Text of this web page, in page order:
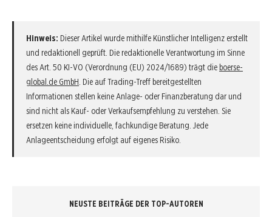
Hinweis: Dieser Artikel wurde mithilfe Künstlicher Intelligenz erstellt
und redaktionell geprüft. Die redaktionelle Verantwortung im Sinne
des Art. 50 KI-VO (Verordnung (EU) 2024/1689) trägt die boerse-
global.de GmbH . Die auf Trading-Treff bereitgestellten
Informationen stellen keine Anlage- oder Finanzberatung dar und
sind nicht als Kauf- oder Verkaufsempfehlung zu verstehen. Sie
ersetzen keine individuelle, fachkundige Beratung. Jede
Anlageentscheidung erfolgt auf eigenes Risiko.
NEUSTE BEITRÄGE DER TOP-AUTOREN